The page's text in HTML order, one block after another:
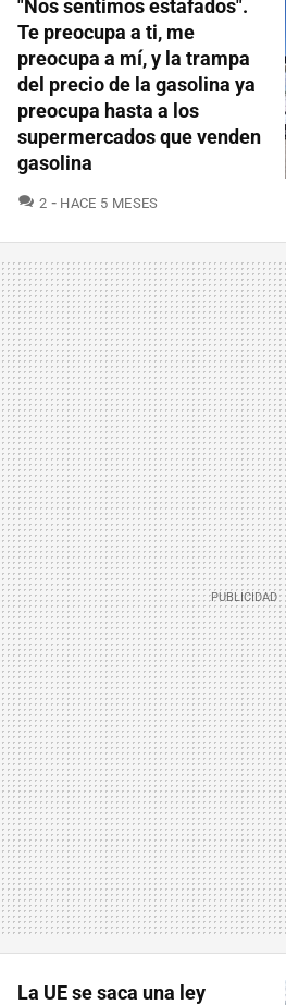
"Nos sentimos estafados".
Te preocupa a ti, me
preocupa a mí, y la trampa
del precio de la gasolina ya
preocupa hasta a los
supermercados que venden
gasolina
2 COMENTARIOS
HACE 5 MESES
La UE se saca una ley